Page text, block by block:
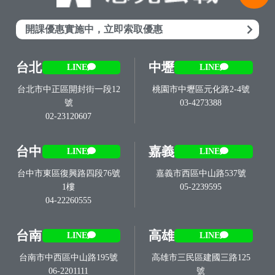
開課優惠實施中，立即索取優惠
台北 LINE
台北市中正區開封街一段12
號
02-23120607
中壢 LINE
桃園市中壢區元化路2-4號
03-4273388
台中 LINE
台中市東區復興路四段76號
1樓
04-22260555
嘉義 LINE
嘉義市西區中山路537號
05-2239595
台南 LINE
台南市中西區中山路195號
06-2201111
高雄 LINE
高雄市三民區建國三路125
號